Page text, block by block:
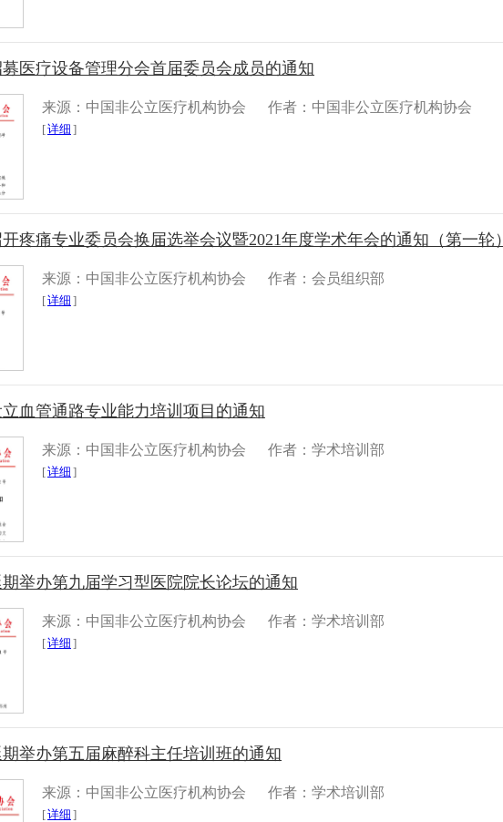
医疗设备管理分会首届委员会成员的通知
来源：中国非公立医疗机构协会 作者：中国非公立医疗机构协会
[详细 ]
疼痛专业委员会换届选举会议暨2021年度学术年会的通知（第一轮）
来源：中国非公立医疗机构协会 作者：会员组织部
[详细 ]
血管通路专业能力培训项目的通知
来源：中国非公立医疗机构协会 作者：学术培训部
[详细 ]
举办第九届学习型医院院长论坛的通知
来源：中国非公立医疗机构协会 作者：学术培训部
[详细 ]
举办第五届麻醉科主任培训班的通知
来源：中国非公立医疗机构协会 作者：学术培训部
[详细 ]